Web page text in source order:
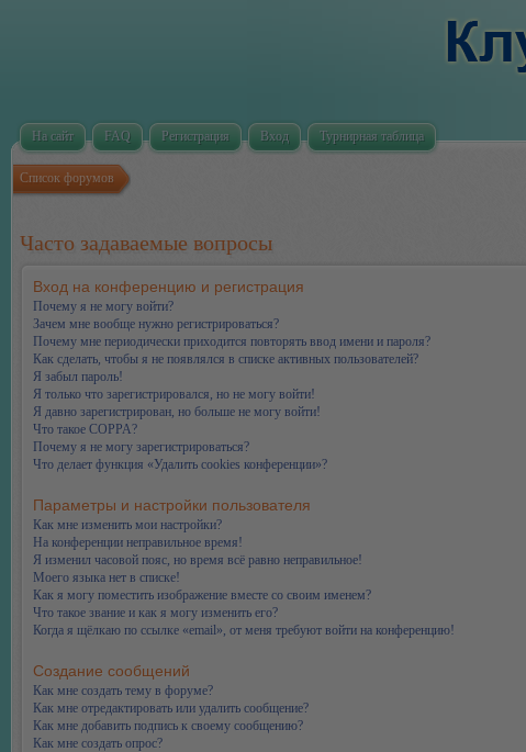
На сайт FAQ Регистрация Вход Турнирная таблица
Список форумов
Часто задаваемые вопросы
Вход на конференцию и регистрация
Почему я не могу войти?
Зачем мне вообще нужно регистрироваться?
Почему мне периодически приходится повторять ввод имени и пароля?
Как сделать, чтобы я не появлялся в списке активных пользователей?
Я забыл пароль!
Я только что зарегистрировался, но не могу войти!
Я давно зарегистрирован, но больше не могу войти!
Что такое COPPA?
Почему я не могу зарегистрироваться?
Что делает функция «Удалить cookies конференции»?
Параметры и настройки пользователя
Как мне изменить мои настройки?
На конференции неправильное время!
Я изменил часовой пояс, но время всё равно неправильное!
Моего языка нет в списке!
Как я могу поместить изображение вместе со своим именем?
Что такое звание и как я могу изменить его?
Когда я щёлкаю по ссылке «email», от меня требуют войти на конференцию!
Создание сообщений
Как мне создать тему в форуме?
Как мне отредактировать или удалить сообщение?
Как мне добавить подпись к своему сообщению?
Как мне создать опрос?